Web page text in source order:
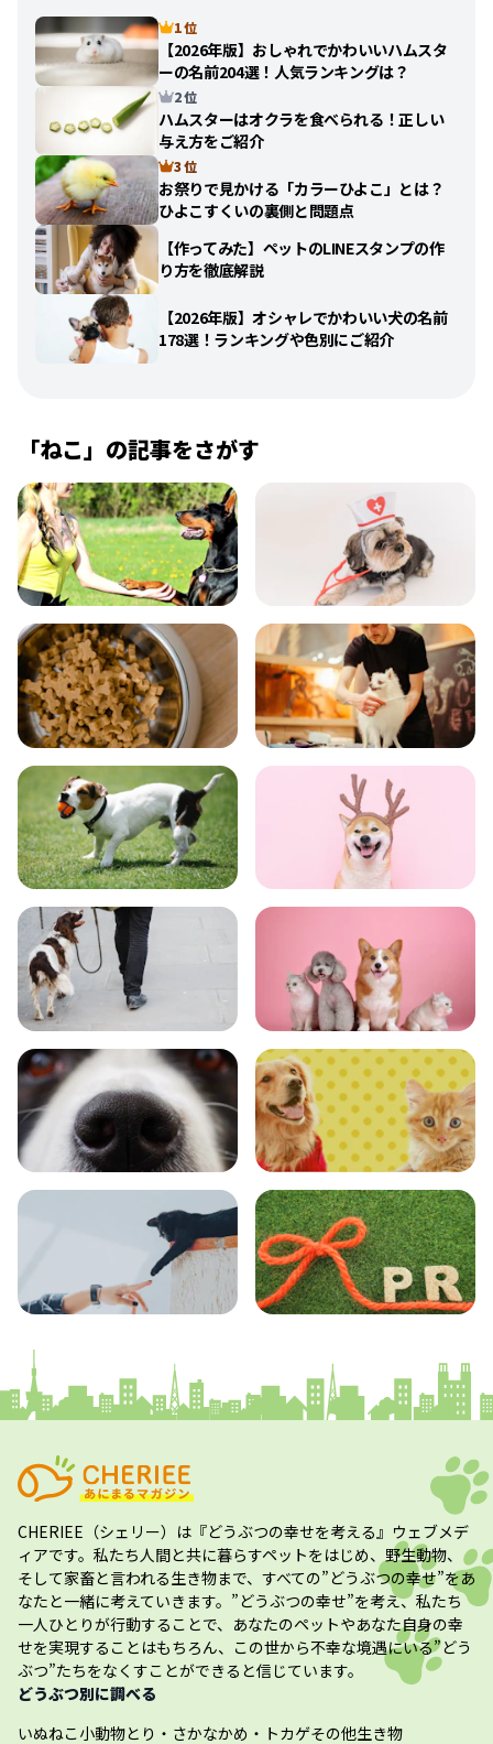
1 位
【2026年版】おしゃれでかわいいハムスタ
ーの名前204選！人気ランキングは？
2 位
ハムスターはオクラを食べられる！正しい
与え方をご紹介
3 位
お祭りで見かける「カラーひよこ」とは？
ひよこすくいの裏側と問題点
【作ってみた】ペットのLINEスタンプの作
り方を徹底解説
【2026年版】オシャレでかわいい犬の名前
178選！ランキングや色別にご紹介
「ねこ」の記事をさがす
飼い方 健康
食事 お手入れ
トレーニング グッズ
おでかけ 図鑑
エンタメ クイズ
CHERIEE（シェリー） は『どうぶつの幸せを考える』ウェブメデ
ィアです。私たち人間と共に暮らすペットをはじめ、野生動物、
そして家畜と言われる生き物まで、すべての”どうぶつの幸せ”をあ
なたと一緒に考えていきます。”どうぶつの幸せ”を考え、私たち
一人ひとりが行動することで、あなたのペットやあなた自身の幸
せを実現することはもちろん、この世から不幸な境遇にいる”どう
ぶつ”たちをなくすことができると信じています。
どうぶつ別に調べる
いぬねこ小動物とり・さかなかめ・トカゲその他生き物